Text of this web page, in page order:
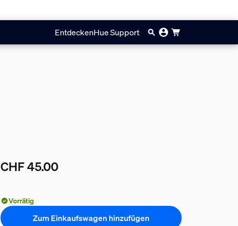
EntdeckenHue Support
CHF 45.00
Vorrätig
Zum Einkaufswagen hinzufügen